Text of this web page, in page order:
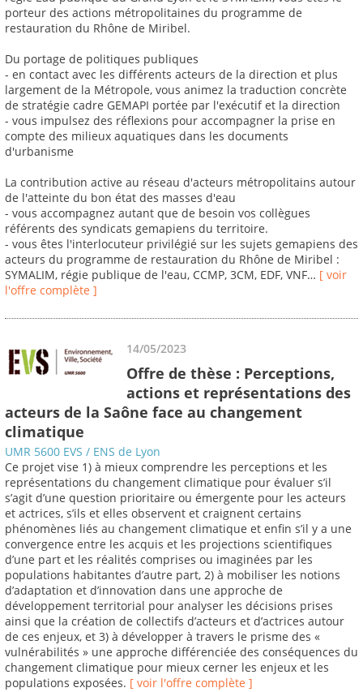
porteur des actions métropolitaines du programme de
restauration du Rhône de Miribel.
Du portage de politiques publiques
- en contact avec les différents acteurs de la direction et plus
largement de la Métropole, vous animez la traduction concrète
de stratégie cadre GEMAPI portée par l'exécutif et la direction
- vous impulsez des réflexions pour accompagner la prise en
compte des milieux aquatiques dans les documents
d'urbanisme
La contribution active au réseau d'acteurs métropolitains autour
de l'atteinte du bon état des masses d'eau
- vous accompagnez autant que de besoin vos collègues
référents des syndicats gemapiens du territoire.
- vous êtes l'interlocuteur privilégié sur les sujets gemapiens des
acteurs du programme de restauration du Rhône de Miribel :
SYMALIM, régie publique de l'eau, CCMP, 3CM, EDF, VNF… [ voir
l'offre complète ]
14/05/2023
Offre de thèse : Perceptions,
actions et représentations des
acteurs de la Saône face au changement
climatique
UMR 5600 EVS / ENS de Lyon
Ce projet vise 1) à mieux comprendre les perceptions et les
représentations du changement climatique pour évaluer s’il
s’agit d’une question prioritaire ou émergente pour les acteurs
et actrices, s’ils et elles observent et craignent certains
phénomènes liés au changement climatique et enfin s’il y a une
convergence entre les acquis et les projections scientifiques
d’une part et les réalités comprises ou imaginées par les
populations habitantes d’autre part, 2) à mobiliser les notions
d’adaptation et d’innovation dans une approche de
développement territorial pour analyser les décisions prises
ainsi que la création de collectifs d’acteurs et d’actrices autour
de ces enjeux, et 3) à développer à travers le prisme des «
vulnérabilités » une approche différenciée des conséquences du
changement climatique pour mieux cerner les enjeux et les
populations exposées. [ voir l'offre complète ]